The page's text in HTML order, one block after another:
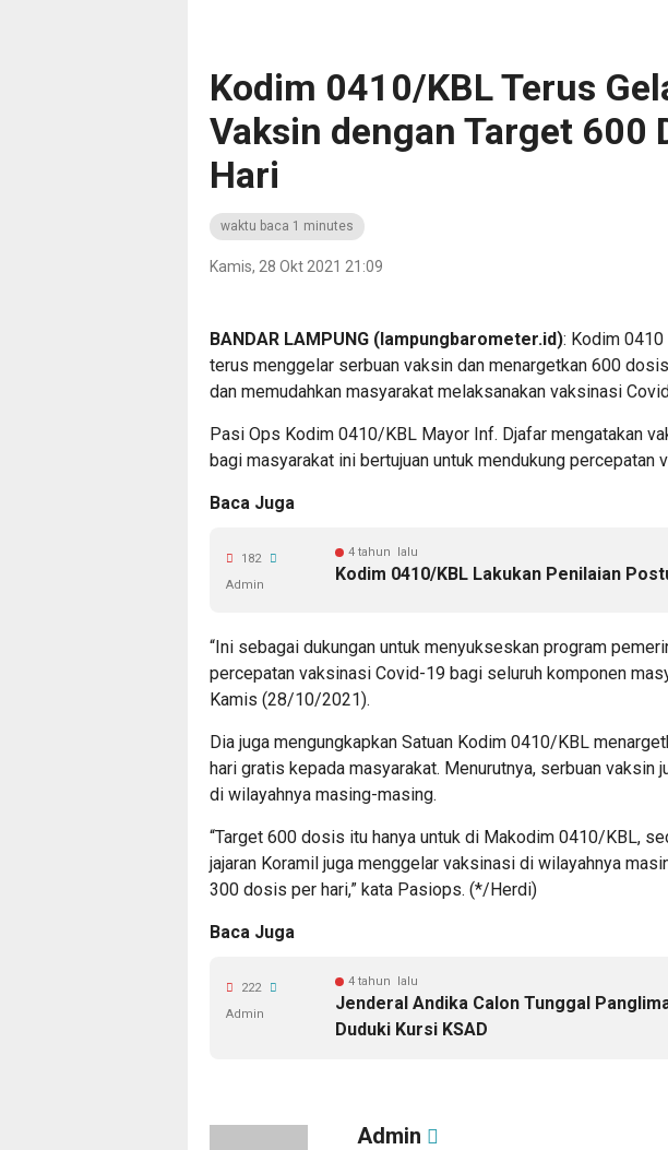
Kodim 0410/KBL Terus
Vaksin dengan Target 600
Hari
waktu baca 1 minutes
Kamis, 28 Okt 2021 21:09
BANDAR LAMPUNG (lampungbarometer.id): Kodim 0410
terus menggelar serbuan vaksin dan menargetkan 600
dan memudahkan masyarakat melaksanakan vaksinasi
Pasi Ops Kodim 0410/KBL Mayor Inf. Djafar mengatakan
bagi masyarakat ini bertujuan untuk mendukung percepatan
Baca Juga
4 tahun lalu
Kodim 0410/KBL Lakukan Penilaian
182
Admin
“Ini sebagai dukungan untuk menyukseskan program
percepatan vaksinasi Covid-19 bagi seluruh komponen
Kamis (28/10/2021).
Dia juga mengungkapkan Satuan Kodim 0410/KBL
hari gratis kepada masyarakat. Menurutnya, serbuan vaksin
di wilayahnya masing-masing.
“Target 600 dosis itu hanya untuk di Makodim 0410/KBL,
jajaran Koramil juga menggelar vaksinasi di wilayahnya
300 dosis per hari,” kata Pasiops. (*/Herdi)
Baca Juga
4 tahun lalu
Jenderal Andika Calon Tunggal
Duduki Kursi KSAD
222
Admin
Admin